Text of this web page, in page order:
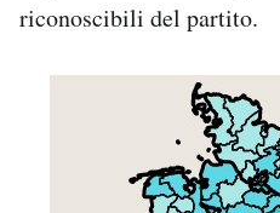
riconoscibili del partito.